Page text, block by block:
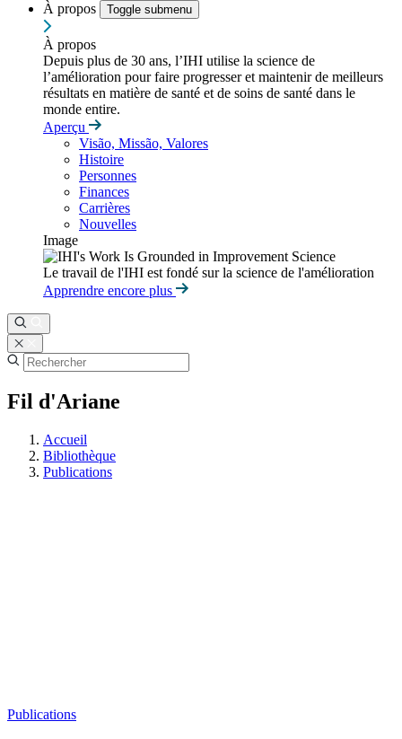
À propos
Toggle submenu
À propos
Depuis plus de 30 ans, l’IHI utilise la science de
l’amélioration pour faire progresser et maintenir de meilleurs
résultats en matière de santé et de soins de santé dans le
monde entire.
Aperçu
Visão, Missão, Valores
Histoire
Personnes
Finances
Carrières
Nouvelles
Image
Le travail de l'IHI est fondé sur la science de l'amélioration
Apprendre encore plus
Fil d'Ariane
Accueil
Bibliothèque
Publications
Publications